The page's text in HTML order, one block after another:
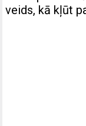
veids, kā kļūt